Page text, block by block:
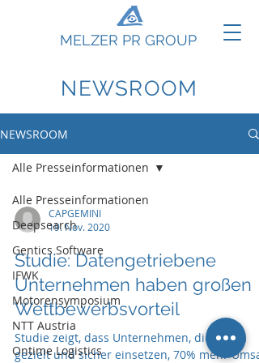
MELZER PR GROUP
NEWSROOM
NEWSROOM
Alle Presseinformationen
Deepsearch
Gentics Software
IFWK
Motorensymposium
NTT Austria
Ontime Logistics
Alle Presseinformationen
CAPGEMINI
19. Nov. 2020
Studie: Datengetriebene
Unternehmen haben großen
Wettbewerbsvorteil
Studie zeigt, dass Unternehmen, die Daten
gezielt und sicher einsetzen, 70% mehr